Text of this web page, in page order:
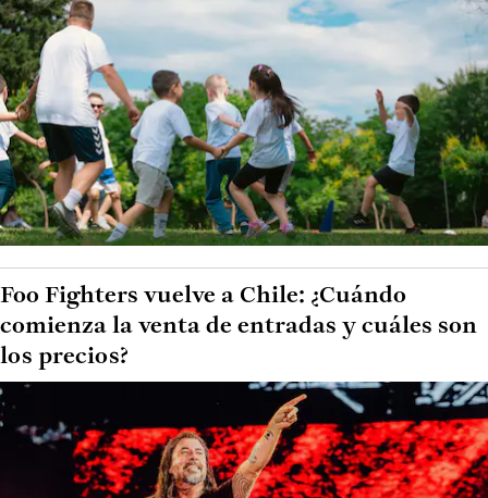
Foo Fighters vuelve a Chile: ¿Cuándo
comienza la venta de entradas y cuáles son
los precios?